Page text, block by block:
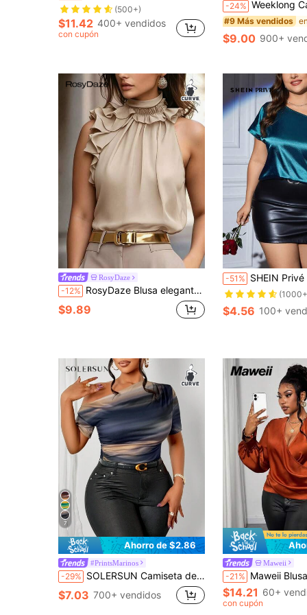
(500+)
$11.42 400+ vendidos
con cupón
-24% Weeklong Camiseta casual de vacaciones para mujer talla grande
#9 Más vendidos
$9.00 900+
RosyDaze
-12% RosyDaze Blusa elegante de estilo francés con cuello halter y volantes, camisa de gasa sin mangas sofisticada y madura para ir al trabajo
$9.89
-51% SHEIN Privé Camisa de satén para el Día de San
$4.56 100+
7
Ahorro de $2.86
#PrintsMarinos
-29% SOLERSUN Camiseta de talla grande con degradado tie-dye, hombros descubiertos y manga corta, versátil para uso casual diario.
$7.03 700+ vendidos
Maweii
-21% Maweii Blusa de moda con pliegues, cuello en V
$14.21 60+
con cupón